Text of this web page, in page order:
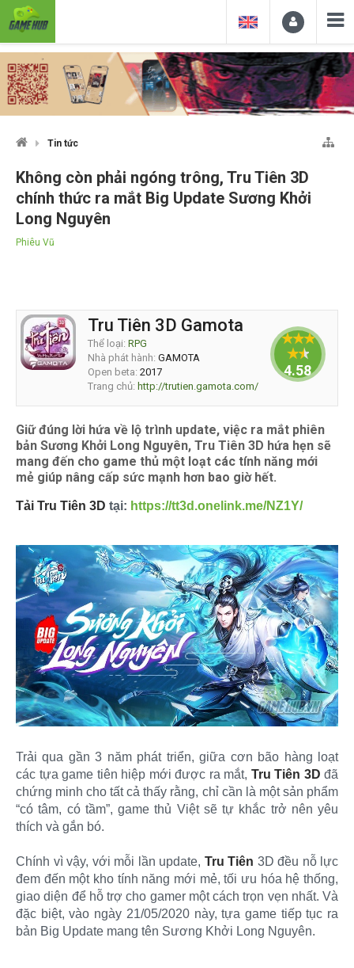
Tin tức
Không còn phải ngóng trông, Tru Tiên 3D
chính thức ra mắt Big Update Sương Khởi
Long Nguyên
Phiêu Vũ
Tru Tiên 3D Gamota
Thể loại: RPG
Nhà phát hành: GAMOTA
Open beta: 2017
Trang chủ: http://trutien.gamota.com/
4.58824
Giữ đúng lời hứa về lộ trình update, việc ra mắt phiên
bản Sương Khởi Long Nguyên, Tru Tiên 3D hứa hẹn sẽ
mang đến cho game thủ một loạt các tính năng mới
mẻ giúp nâng cấp sức mạnh hơn bao giờ hết.
Tải Tru Tiên 3D tại: https://tt3d.onelink.me/NZ1Y/
Trải qua gần 3 năm phát triển, giữa cơn bão hàng loạt
các tựa game tiên hiệp mới được ra mắt, Tru Tiên 3D đã
chứng minh cho tất cả thấy rằng, chỉ cần là một sản phẩm
“có tâm, có tầm”, game thủ Việt sẽ tự khắc trở nên yêu
thích và gắn bó.
Chính vì vậy, với mỗi lần update, Tru Tiên 3D đều nỗ lực
đem đến một kho tính năng mới mẻ, tối ưu hóa hệ thống,
giao diện để hỗ trợ cho gamer một cách trọn vẹn nhất. Và
đặc biệt, vào ngày 21/05/2020 này, tựa game tiếp tục ra
bản Big Update mang tên Sương Khởi Long Nguyên.